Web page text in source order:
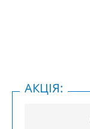
АКЦІЯ: